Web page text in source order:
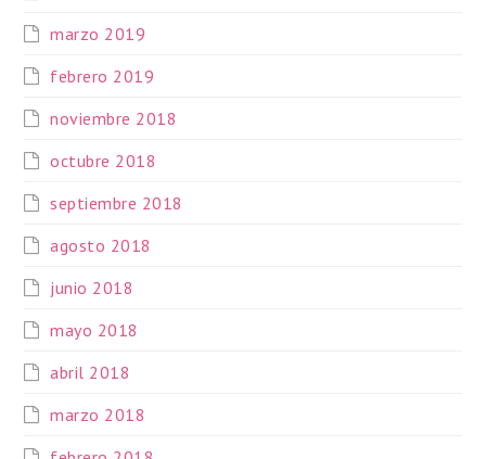
marzo 2019
febrero 2019
noviembre 2018
octubre 2018
septiembre 2018
agosto 2018
junio 2018
mayo 2018
abril 2018
marzo 2018